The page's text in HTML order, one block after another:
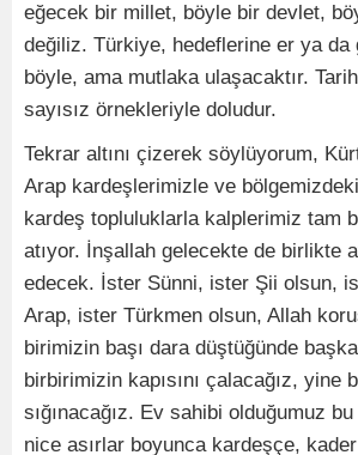
eğecek bir millet, böyle bir devlet,
değiliz. Türkiye, hedeflerine er ya da
böyle, ama mutlaka ulaşacaktır.
sayısız örnekleriyle doludur.
Tekrar altını çizerek söylüyorum,
Arap kardeşlerimizle ve
kardeş topluluklarla kalplerimiz tam
atıyor. İnşallah gelecekte de birlikte
edecek. İster Sünni, ister Şii olsun,
Arap, ister Türkmen olsun, Allah
birimizin başı dara düştüğünde
birbirimizin kapısını çalacağız, yine
sığınacağız. Ev sahibi olduğumuz
nice asırlar boyunca kardeşçe,